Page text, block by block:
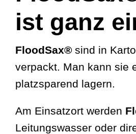
ist ganz
FloodSax®sind in
verpackt. Man kann sie
platzsparend lagern.
Am Einsatzort werden
Leitungswasser oder